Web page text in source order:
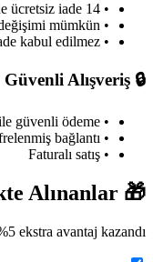
• 14 gün içinde ücretsiz iade
• Beden değişimi mümkün
• Etiketsiz / kullanılmış ürünler iade kabul edilmez
🔒
• 3D Secure ile güvenli ödeme
• SSL şifrelenmiş bağlantı
• Faturalı satış
🎁
5 ekstra avantaj kazandı.